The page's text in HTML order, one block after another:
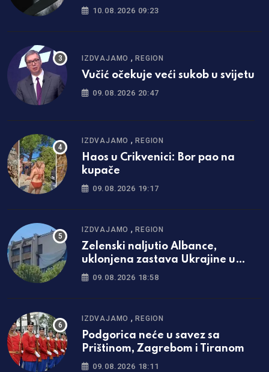
13 godina
10.08.2026 09:23
IZDVAJAMO ,REGION
Vučić očekuje veći sukob u svijetu
09.08.2026 20:47
IZDVAJAMO ,REGION
Haos u Crikvenici: Bor pao na
kupače
09.08.2026 19:17
IZDVAJAMO ,REGION
Zelenski naljutio Albance,
uklonjena zastava Ukrajine u
Prištini
09.08.2026 18:58
IZDVAJAMO ,REGION
Podgorica neće u savez sa
Prištinom, Zagrebom i Tiranom
09.08.2026 18:11